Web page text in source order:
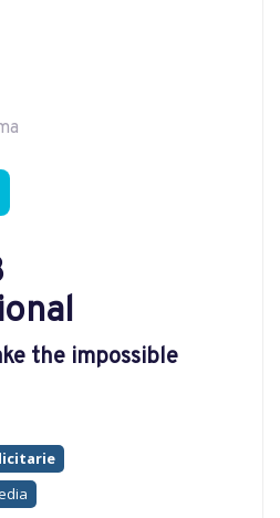
the impossible